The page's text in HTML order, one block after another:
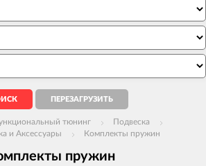
тюнинг
Подвеска
и Аксессуары
Комплекты пружин
пружин